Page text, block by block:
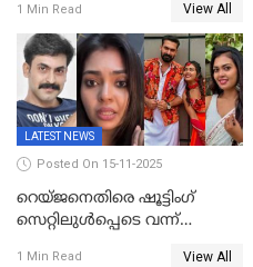
1 Min Read View All
LATEST NEWS
Posted On 15-11-2025
റെയ്ജനെതിരെ ഷൂട്ടിംഗ്
സെറ്റിലുൾപ്പെടെ വന്ന്
1 Min Read View All